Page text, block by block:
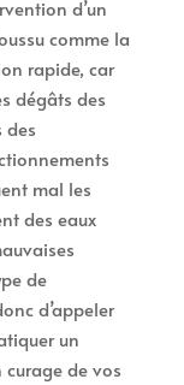
d’un
comme la
rapide, car
dégâts des
des
mal les
des eaux
de
d’appeler
un
de vos